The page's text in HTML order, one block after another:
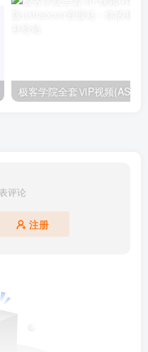
企业级框架实战技术
精彩之旅
的精彩之旅
.NET新特性
递
本与母版视图
Ajax
数据持久化框架应用
极客学院全套ⅥP视频(AS版)
评论
注册